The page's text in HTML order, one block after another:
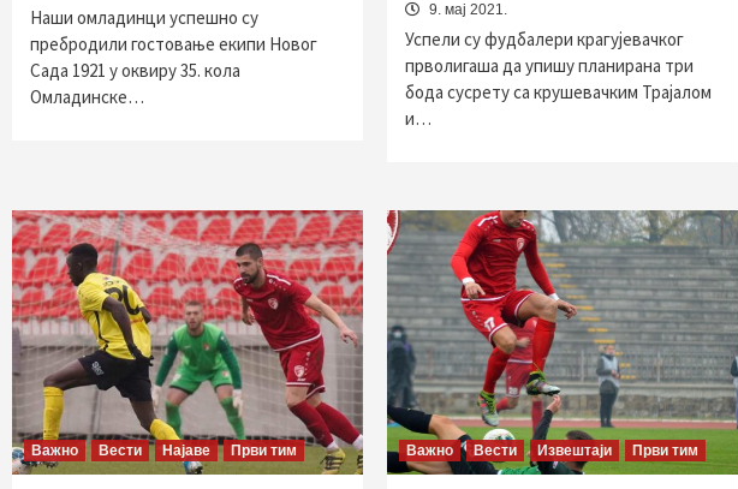
Наши омладинци успешно су
пребродили гостовање екипи Новог
Сада 1921 у оквиру 35. кола
Омладинске…
9. мај 2021.
Успели су фудбалери крагујевачког
прволигаша да упишу планирана три
бода сусрету са крушевачким Трајалом
и…
Важно Вести Најаве Први тим Важно Вести Извештаји Први тим